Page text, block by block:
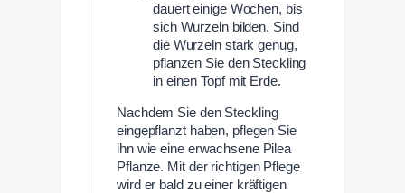
dauert einige Wochen, bis
sich Wurzeln bilden. Sind
die Wurzeln stark genug,
pflanzen Sie den Steckling
in einen Topf mit Erde.
Nachdem Sie den Steckling
eingepflanzt haben, pflegen Sie
ihn wie eine erwachsene Pilea
Pflanze. Mit der richtigen Pflege
wird er bald zu einer kräftigen